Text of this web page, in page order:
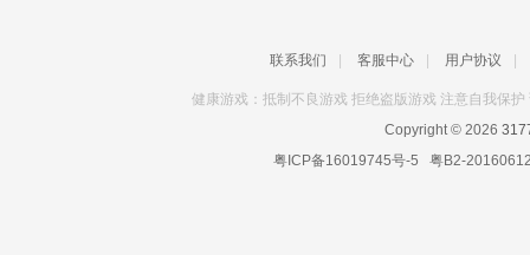
联系我们 客服中心 用户协议
健康游戏：抵制不良游戏 拒绝盗版游戏 注意自我保
Copyright © 2026
粤ICP备16019745号-5 粤B2-